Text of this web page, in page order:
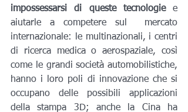
impossessarsi di queste tecnologie e
aiutarle a competere sul  mercato
internazionale: le multinazionali, i centri
di ricerca medica o aerospaziale, così
come le grandi società automobilistiche,
hanno i loro poli di innovazione che si
occupano delle possibili applicazioni
della stampa 3D; anche la Cina ha